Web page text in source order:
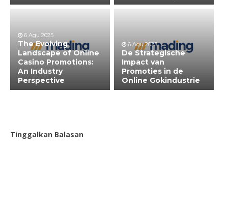
6 Agu 2025
The Evolving
Landscape of Online
Casino Promotions:
An Industry
Perspective
6 Agu 2025
De Strategische
Impact van
Promoties in de
Online Gokindustrie
Tinggalkan Balasan